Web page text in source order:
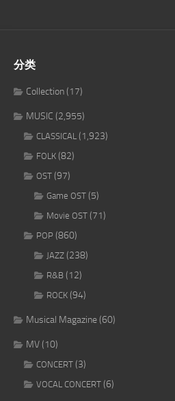
分类
Collection(17)
MUSIC (2,955)
CLASSICAL (1,923)
FOLK (82)
OST (97)
Game OST (5)
Movie OST (71)
POP (860)
JAZZ (238)
R&B (12)
ROCK (94)
Musical Magazine(60)
MV(10)
CONCERT (3)
VOCAL CONCERT (6)